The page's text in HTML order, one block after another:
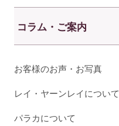
コラム・ご案内
お客様のお声・お写真
レイ・ヤーンレイについて
パラカについて